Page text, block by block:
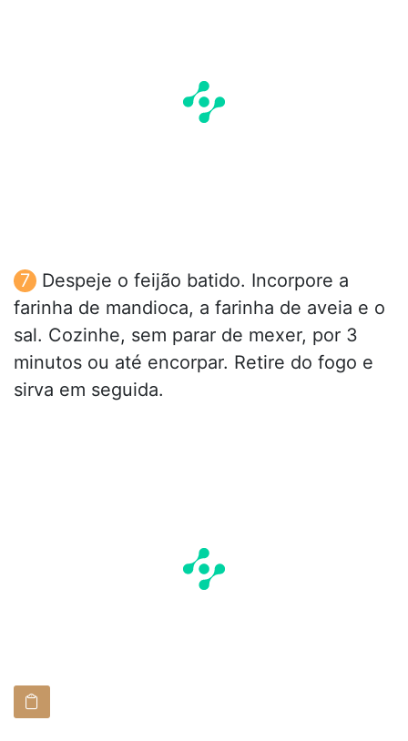
Despeje o feijão batido. Incorpore a
farinha de mandioca, a farinha de aveia e o
sal. Cozinhe, sem parar de mexer, por 3
minutos ou até encorpar. Retire do fogo e
sirva em seguida.